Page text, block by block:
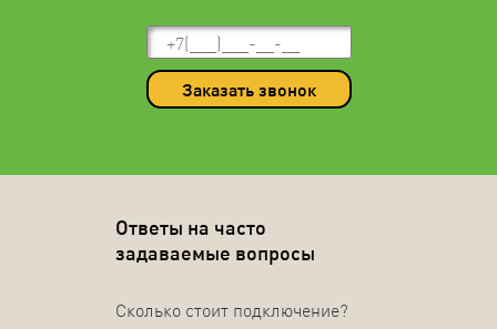
Заказать звонок
Ответы на часто
задаваемые вопросы
Сколько стоит подключение?